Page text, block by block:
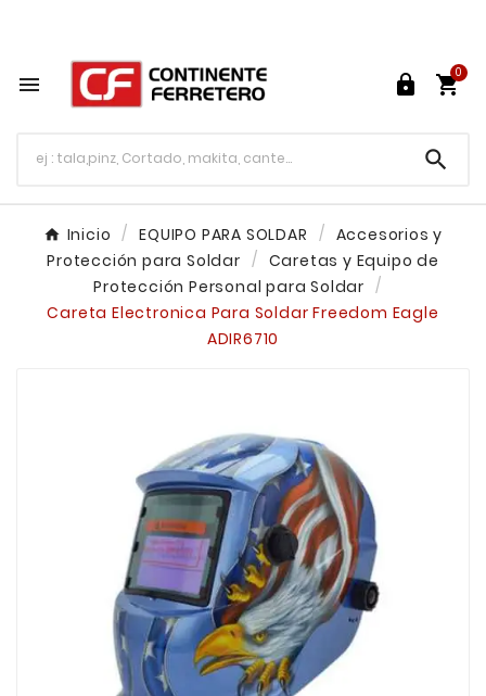
  
0

Inicio EQUIPO PARA SOLDAR
Accesorios y
Protección para Soldar
Caretas y Equipo de
Protección Personal para Soldar
Careta Electronica Para Soldar Freedom Eagle
ADIR6710